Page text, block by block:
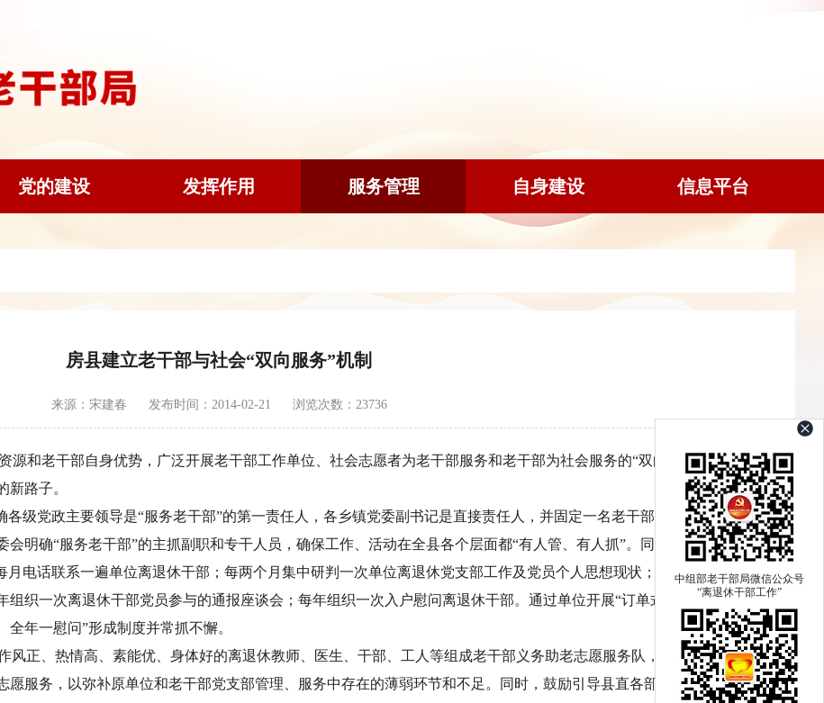
党的建设 发挥作用 服务管理 自身建设 信息平台
房县建立老干部与社会“双向服务”机制
来源：宋建春 发布时间：2014-02-21 浏览次数：23736
源和老干部自身优势，广泛开展老干部工作单位、社会志愿者为老干部服务和老干部为社会服务的“双向服务”工作机
路子。
级党政主要领导是“服务老干部”的第一责任人，各乡镇党委副书记是直接责任人，并固定一名老干部工作专干具体负
明确“服务老干部”的主抓副职和专干人员，确保工作、活动在全县各个层面都“有人管、有人抓”。同时要求离退休干
月电话联系一遍单位离退休干部；每两个月集中研判一次单位离退休党支部工作及党员个人思想现状；每季度组织一次
织一次离退休干部党员参与的通报座谈会；每年组织一次入户慰问离退休干部。通过单位开展“订单式服务”，使“每
年一慰问”形成制度并常抓不懈。
正、热情高、素能优、身体好的离退休教师、医生、干部、工人等组成老干部义务助老志愿服务队，对居住在本行
服务，以弥补原单位和老干部党支部管理、服务中存在的薄弱环节和不足。同时，鼓励引导县直各部门、各单位、各
中组部老干部局微信公众号
“离退休干部工作”